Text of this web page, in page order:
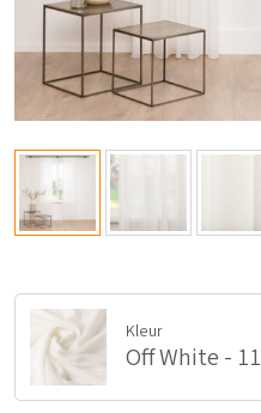
Kleur
Off White - 11